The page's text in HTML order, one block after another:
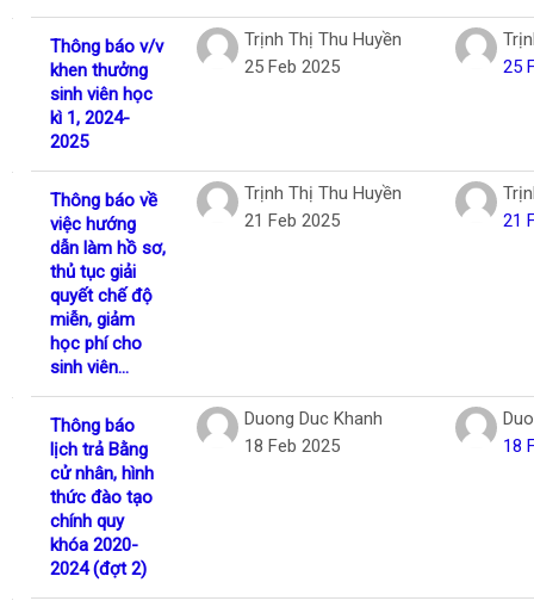
Thông báo v/v
khen thưởng
sinh viên học
kì 1, 2024-
2025
Trịnh Thị Thu Huyền
25 Feb 2025
25
Thông báo về
việc hướng
dẫn làm hồ sơ,
thủ tục giải
quyết chế độ
miễn, giảm
học phí cho
sinh viên...
Trịnh Thị Thu Huyền
21 Feb 2025
21
Thông báo
lịch trả Bằng
cử nhân, hình
thức đào tạo
chính quy
khóa 2020-
2024 (đợt 2)
Duong Duc Khanh
18 Feb 2025
18